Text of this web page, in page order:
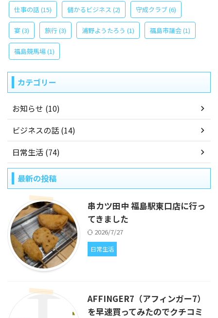
仕事の話 (15) 儲かるビジネス (2) 守成クラブ(6)
宴 (3) 旅行(3) 浦野ようたろう (1) 福島市議会(1)
福島競馬場 (1)
カテゴリー
お知らせ (10)
ビジネスの話 (14)
日常生活 (74)
最新の投稿
串カツ田中 福島駅東口店に行っ
てきました
2026/7/27
日常生活
AFFINGER7（アフィンガー7）
を早速買ってみたのでクチコミ